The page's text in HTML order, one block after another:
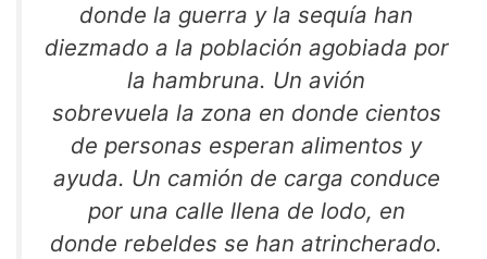
donde la guerra y la sequía han
diezmado a la población agobiada por
la hambruna. Un avión
sobrevuela la zona en donde cientos
de personas esperan alimentos y
ayuda. Un camión de carga conduce
por una calle llena de lodo, en
donde rebeldes se han atrincherado.